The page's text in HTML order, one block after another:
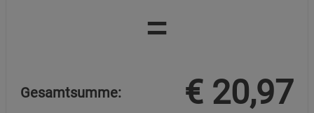
=
Gesamtsumme: € 20,97